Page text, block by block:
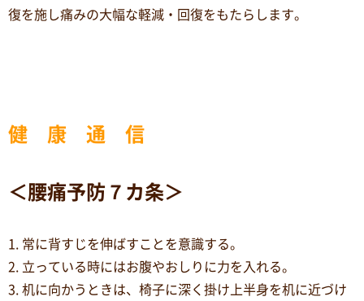
復を施し痛みの大幅な軽減・回復をもたらします。
健 康 通 信
＜腰痛予防７カ条＞
1. 常に背すじを伸ばすことを意識する。
2. 立っている時にはお腹やおしりに力を入れる。
3. 机に向かうときは、椅子に深く掛け上半身を机に近づけ